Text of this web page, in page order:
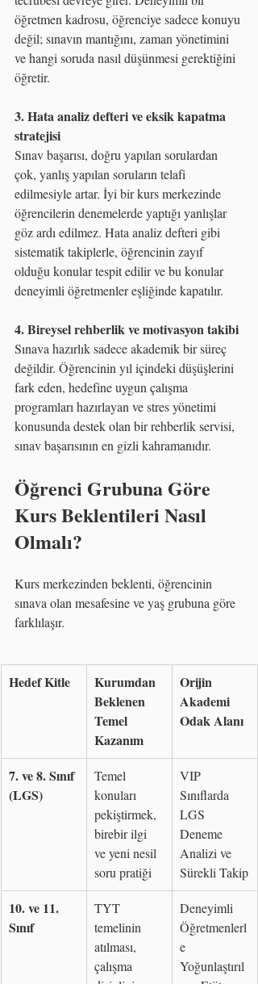
öğretmen kadrosu, öğrenciye sadece konuyu
değil; sınavın mantığını, zaman yönetimini
ve hangi soruda nasıl düşünmesi gerektiğini
öğretir.
3. Hata analiz defteri ve eksik kapatma
stratejisi
Sınav başarısı, doğru yapılan sorulardan
çok, yanlış yapılan soruların telafi
edilmesiyle artar. İyi bir kurs merkezinde
öğrencilerin denemelerde yaptığı yanlışlar
göz ardı edilmez. Hata analiz defteri gibi
sistematik takiplerle, öğrencinin zayıf
olduğu konular tespit edilir ve bu konular
deneyimli öğretmenler eşliğinde kapatılır.
4. Bireysel rehberlik ve motivasyon takibi
Sınava hazırlık sadece akademik bir süreç
değildir. Öğrencinin yıl içindeki düşüşlerini
fark eden, hedefine uygun çalışma
programları hazırlayan ve stres yönetimi
konusunda destek olan bir rehberlik servisi,
sınav başarısının en gizli kahramanıdır.
Öğrenci Grubuna Göre
Kurs Beklentileri Nasıl
Olmalı?
Kurs merkezinden beklenti, öğrencinin
sınava olan mesafesine ve yaş grubuna göre
farklılaşır.
Hedef Kitle
Kurumdan
Beklenen
Temel
Kazanım
Orijin
Akademi
Odak Alanı
7. ve 8. Sınıf
(LGS)
Temel
konuları
pekiştirmek,
birebir ilgi
ve yeni nesil
soru pratiği
VIP
Sınıflarda
LGS
Deneme
Analizi ve
Sürekli Takip
10. ve 11.
Sınıf
TYT
temelinin
atılması,
çalışma
Deneyimli
Öğretmenlerl
e
Yoğunlaştırıl